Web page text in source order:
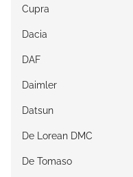
Cupra
Dacia
DAF
Daimler
Datsun
De Lorean DMC
De Tomaso